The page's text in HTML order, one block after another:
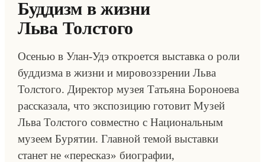
Буддизм в жизни
Льва Толстого
Осенью в Улан-Удэ откроется выставка о роли
буддизма в жизни и мировоззрении Льва
Толстого. Директор музея Татьяна Бороноева
рассказала, что экспозицию готовит Музей
Льва Толстого совместно с Национальным
музеем Бурятии. Главной темой выставки
станет не «пересказ» биографии,